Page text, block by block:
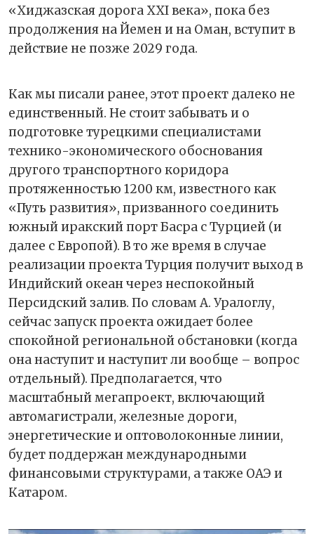
«Хиджазская дорога XXI века», пока без
продолжения на Йемен и на Оман, вступит в
действие не позже 2029 года.
Как мы писали ранее, этот проект далеко не
единственный. Не стоит забывать и о
подготовке турецкими специалистами
технико-экономического обоснования
другого транспортного коридора
протяженностью 1200 км, известного как
«Путь развития», призванного соединить
южный иракский порт Басра с Турцией (и
далее с Европой). В то же время в случае
реализации проекта Турция получит выход в
Индийский океан через неспокойный
Персидский залив. По словам А. Уралоглу,
сейчас запуск проекта ожидает более
спокойной региональной обстановки (когда
она наступит и наступит ли вообще – вопрос
отдельный). Предполагается, что
масштабный мегапроект, включающий
автомагистрали, железные дороги,
энергетические и оптоволоконные линии,
будет поддержан международными
финансовыми структурами, а также ОАЭ и
Катаром.